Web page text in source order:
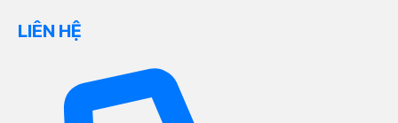
LIÊN HỆ